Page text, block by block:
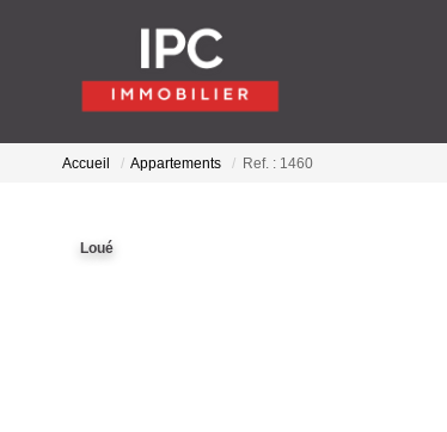
Accueil Appartements Ref. : 1460
Loué